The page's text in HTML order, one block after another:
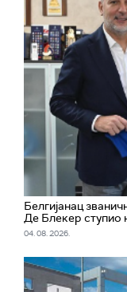
Белгијанац
Де Блекер ступио
04. 08. 2026.